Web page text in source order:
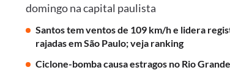
domingo na capital paulista
Santos tem ventos de 109 km/h e lidera
rajadas em São Paulo; veja ranking
Ciclone-bomba causa estragos no Rio